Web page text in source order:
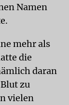
Namen
mehr als
die
daran
zu
vielen